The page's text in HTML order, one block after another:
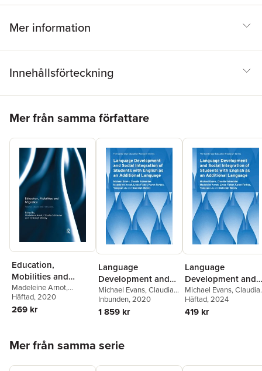
Mer information
Innehållsförteckning
Mer från samma författare
Education,
Mobilities and
Migration
Madeleine Arnot,
Claudia Schneider
Oakleigh Welply
Häftad, 2020
269 kr
Language
Development and
Social Integration of
Students with
English as an
Michael Evans,Claudia
Schneider,Madeleine
Arnot, Linda Fisher
Karen Forbes
Inbunden, 2020
1 859 kr
Language
Development and
Social Integration
Students with
English as an
Michael Evans,Claudia
Schneider,Madeleine
Arnot,Linda Fisher
Karen Forbes
Häftad, 2024
419 kr
Mer från samma serie